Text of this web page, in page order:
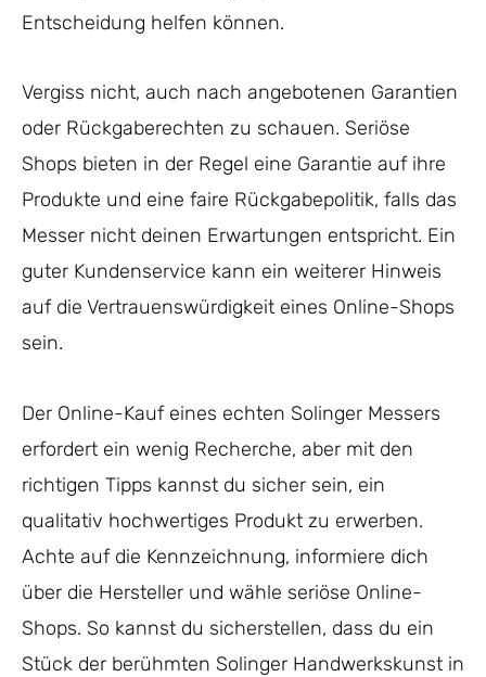
Entscheidung helfen können.
Vergiss nicht, auch nach angebotenen Garantien
oder Rückgaberechten zu schauen. Seriöse
Shops bieten in der Regel eine Garantie auf ihre
Produkte und eine faire Rückgabepolitik, falls das
Messer nicht deinen Erwartungen entspricht. Ein
guter Kundenservice kann ein weiterer Hinweis
auf die Vertrauenswürdigkeit eines Online-Shops
sein.
Der Online-Kauf eines echten Solinger Messers
erfordert ein wenig Recherche, aber mit den
richtigen Tipps kannst du sicher sein, ein
qualitativ hochwertiges Produkt zu erwerben.
Achte auf die Kennzeichnung, informiere dich
über die Hersteller und wähle seriöse Online-
Shops. So kannst du sicherstellen, dass du ein
Stück der berühmten Solinger Handwerkskunst in